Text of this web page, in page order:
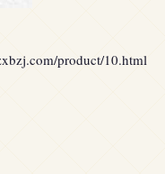
product/10.html